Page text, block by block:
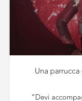
Una
“Devi